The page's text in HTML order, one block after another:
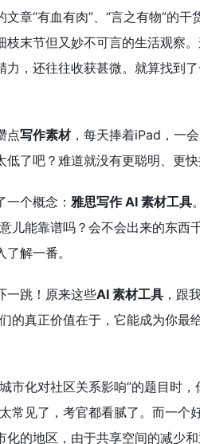
章“有血有肉”、“言之有物”的
枝末节但又妙不可言的生活观察
力，还往往收获甚微。就算找到
点写作素材，每天捧着iPad，一
低了吧？难道就没有更聪明、更
个概念： 雅思写作 AI 素材工具
儿能靠谱吗？会不会出来的东西
解一番。
一跳！原来这些AI 素材工具 ，跟
的真正价值在于，它能成为你最
市化对社区关系影响”的题目时
常见了，考官都看腻了。而一个
的地区，由于共享空间的减少